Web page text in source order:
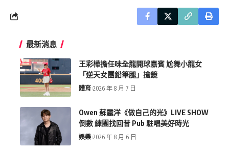
最新消息
王彩樺擔任味全龍開球嘉賓 尬舞小龍女
「逆天女團鉛筆腿」搶鏡
體育 2026 年 8 月 7 日
Owen 蘇震洋《做自己的光》LIVE SHOW
倒數 練團找回昔 Pub 駐唱美好時光
娛樂 2026 年 8 月 6 日